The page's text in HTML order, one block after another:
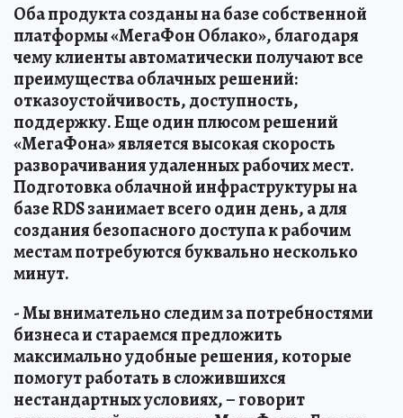
Оба продукта созданы на базе собственной
платформы «МегаФон Облако», благодаря
чему клиенты автоматически получают все
преимущества облачных решений:
отказоустойчивость, доступность,
поддержку. Еще один плюсом решений
«МегаФона» является высокая скорость
разворачивания удаленных рабочих мест.
Подготовка облачной инфраструктуры на
базе RDS занимает всего один день, а для
создания безопасного доступа к рабочим
местам потребуются буквально несколько
минут.
- Мы внимательно следим за потребностями
бизнеса и стараемся предложить
максимально удобные решения, которые
помогут работать в сложившихся
нестандартных условиях, – говорит